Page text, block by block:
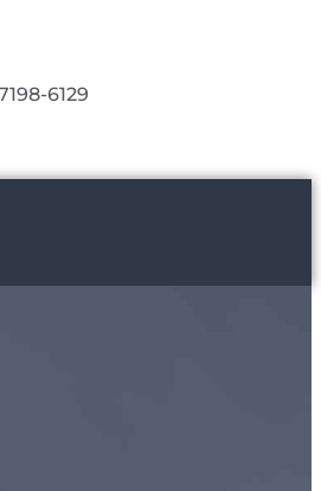
6129